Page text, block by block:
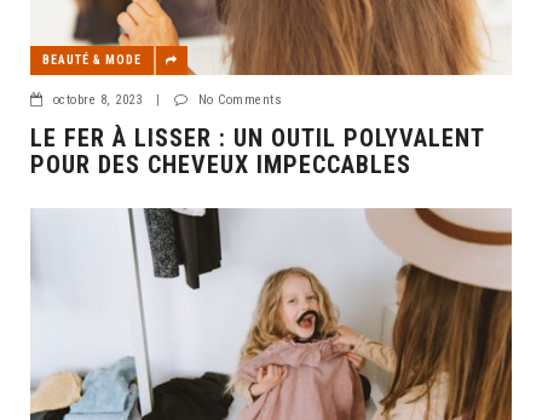
BEAUTÉ & MODE
octobre 8, 2023 No Comments
LE FER À LISSER : UN OUTIL POLYVALENT
POUR DES CHEVEUX IMPECCABLES